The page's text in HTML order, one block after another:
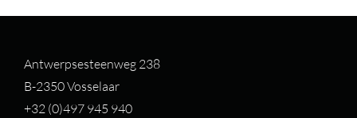
Antwerpsesteenweg 238
B-2350 Vosselaar
+32 (0)497 945 940